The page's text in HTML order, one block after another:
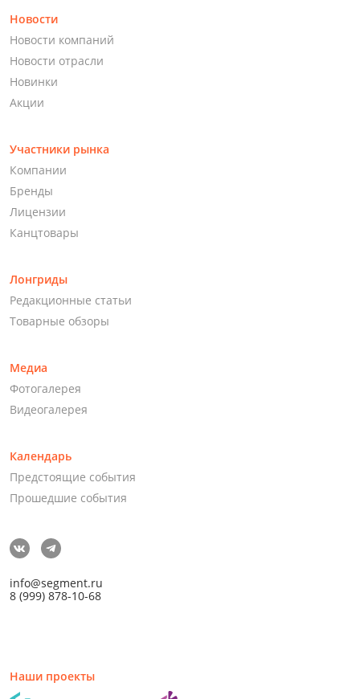
Новости
Новости компаний
Новости отрасли
Новинки
Акции
Участники рынка
Компании
Бренды
Лицензии
Канцтовары
Лонгриды
Редакционные статьи
Товарные обзоры
Медиа
Фотогалерея
Видеогалерея
Календарь
Предстоящие события
Прошедшие события
info@segment.ru
8 (999) 878-10-68
Наши проекты